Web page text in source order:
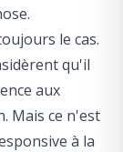
le cas.
qu'il
aux
Mais ce n'est
à la